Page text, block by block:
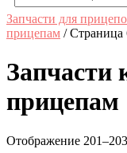
Запчасти для
прицепам / Страница
Запчасти
прицепам
Отображение